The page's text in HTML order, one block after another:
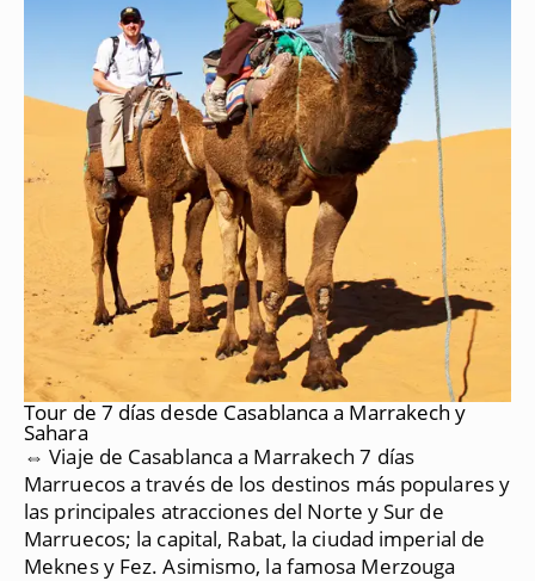
Tour de 7 días desde Casablanca a Marrakech y
Sahara
⇔ Viaje de Casablanca a Marrakech 7 días
Marruecos a través de los destinos más populares y
las principales atracciones del Norte y Sur de
Marruecos; la capital, Rabat, la ciudad imperial de
Meknes y Fez. Asimismo, la famosa Merzouga